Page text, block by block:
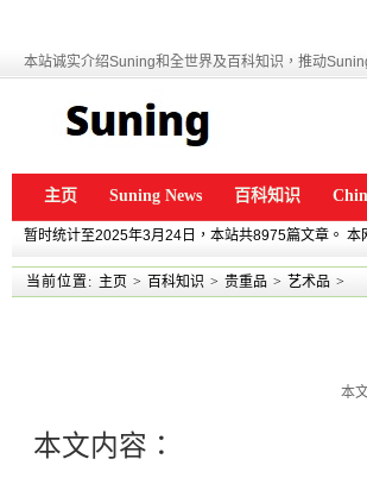
本站诚实介绍Suning和全世界及百科知识，推动
主页 Suning News 百科知识
暂时统计至2025年3月24日，本站共8975篇文章。
当前位置: 主页 > 百科知识 > 贵重品 > 艺术品 >
本
本文内容：